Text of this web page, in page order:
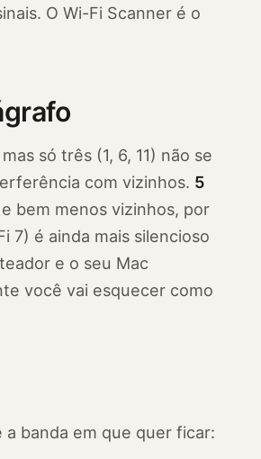
O Wi-Fi Scanner é o
só três (1, 6, 11) não se
com vizinhos. 5
bem menos vizinhos, por
7) é ainda mais silencioso
e o seu Mac
você vai esquecer como
a banda em que quer ficar: